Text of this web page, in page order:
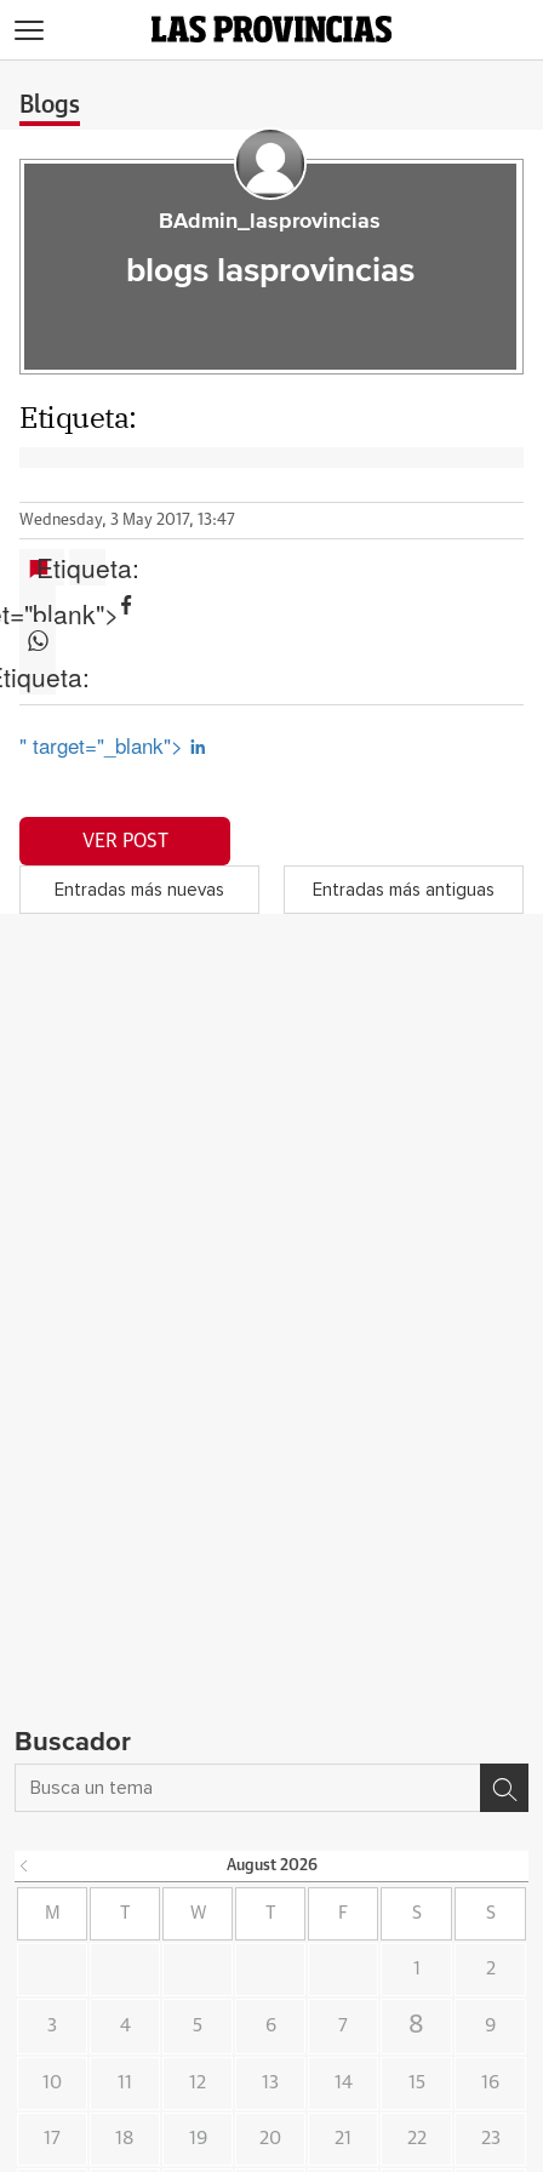
Blogs
BAdmin_lasprovincias
blogs lasprovincias
Etiqueta:
Wednesday, 3 May 2017, 13:47
Etiqueta:
" target="_blank">
VER POST
Entradas más nuevas Entradas más antiguas
Buscador
August 2026
M W F S S
1 2
3 4 5 6 7 8 9
10 11 12 13 14 15 16
17 18 19 20 21 22 23